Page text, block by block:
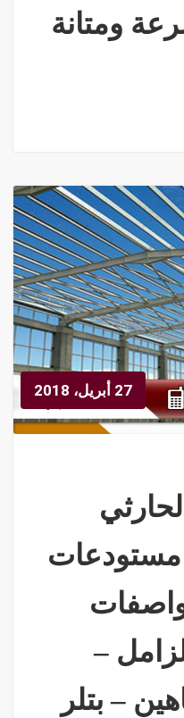
ومتانة
27 أبريل، 2018
مستودعات
–
– بتلر